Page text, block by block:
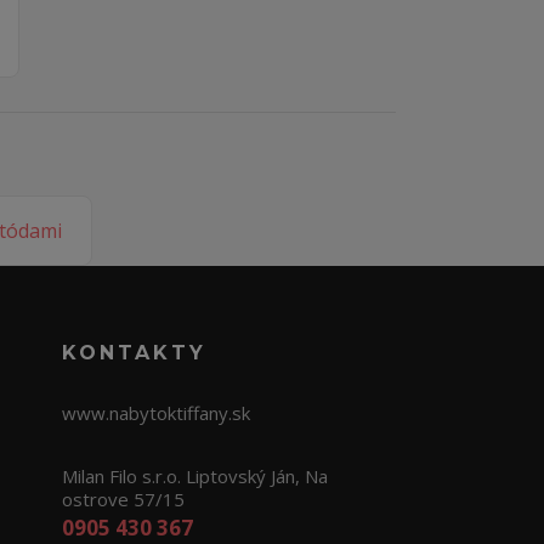
KONTAKTY
www.nabytoktiffany.sk
Milan Filo s.r.o. Liptovský Ján, Na
ostrove 57/15
0905 430 367